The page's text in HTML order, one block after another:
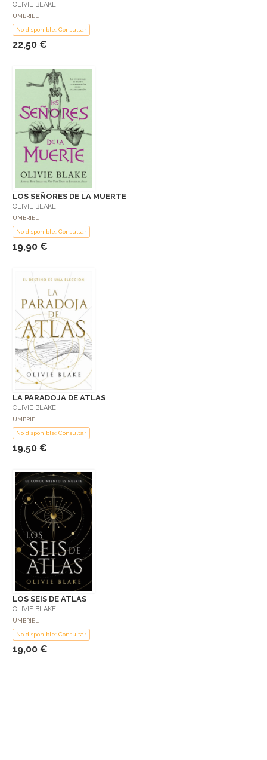
OLIVIE BLAKE
UMBRIEL
No disponible: Consultar
22,50 €
LOS SEÑORES DE LA MUERTE
OLIVIE BLAKE
UMBRIEL
No disponible: Consultar
19,90 €
LA PARADOJA DE ATLAS
OLIVIE BLAKE
UMBRIEL
No disponible: Consultar
19,50 €
LOS SEIS DE ATLAS
OLIVIE BLAKE
UMBRIEL
No disponible: Consultar
19,00 €